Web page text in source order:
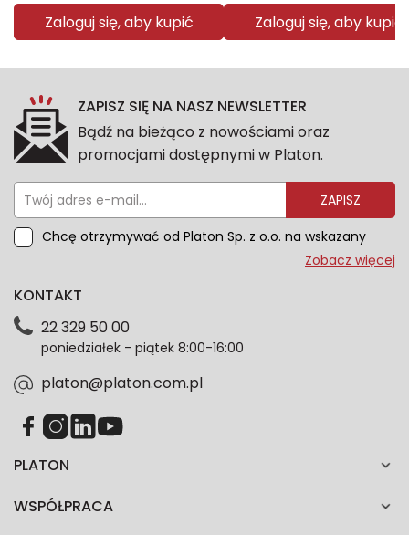
Zaloguj się, aby kupić Zaloguj się, aby kupić
ZAPISZ SIĘ NA NASZ NEWSLETTER
Bądź na bieżąco z nowościami oraz
promocjami dostępnymi w Platon.
ZAPISZ
Chcę otrzymywać od Platon Sp. z o.o. na wskazany
przeze mnie adres e-mail informacje marketingowe
dotyczące danych osobowych znajdziesz w naszej
każdym czasie. Wycofanie zgody nie wpłynie na
zgodność z prawem przetwarzania dokonanego przed
Zobacz więcej
PLATON
WSPÓŁPRACA
KONTAKT
22 329 50 00
poniedziałek - piątek 8:00-16:00
platon@platon.com.pl